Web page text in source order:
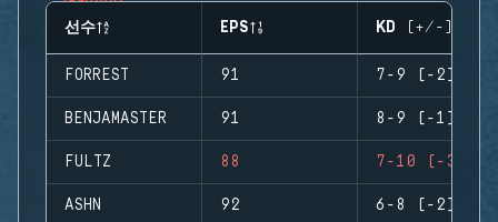
선수 EPS KD (+/-)
FORREST 91 7-9 (-2)
BENJAMASTER 91 8-9 (-1)
FULTZ 88 7-10 (-3)
ASHN 92 6-8 (-2)